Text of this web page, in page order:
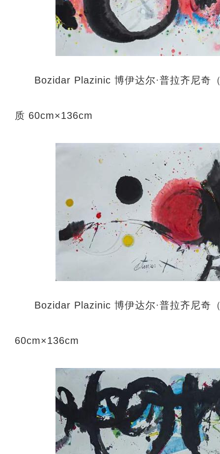
Bozidar Plazinic 博伊达尔·普拉齐尼奇
质 60cm×136cm
Bozidar Plazinic 博伊达尔·普拉齐尼奇
60cm×136cm